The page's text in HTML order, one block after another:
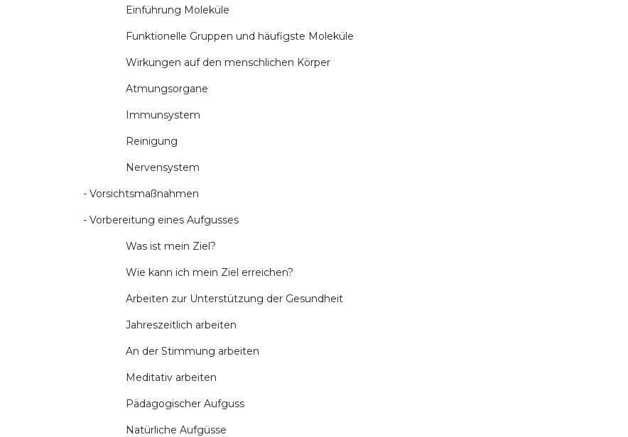
Einführung Moleküle
Funktionelle Gruppen und häufigste Moleküle
Wirkungen auf den menschlichen Körper
Atmungsorgane
Immunsystem
Reinigung
Nervensystem
- Vorsichtsmaßnahmen
- Vorbereitung eines Aufgusses
Was ist mein Ziel?
Wie kann ich mein Ziel erreichen?
Arbeiten zur Unterstützung der Gesundheit
Jahreszeitlich arbeiten
An der Stimmung arbeiten
Meditativ arbeiten
Pädagogischer Aufguss
Natürliche Aufgüsse